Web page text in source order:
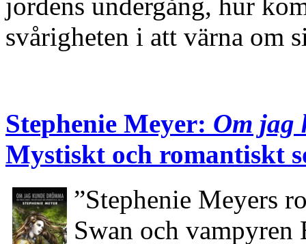
svårigheten i att värna om
Stephenie Meyer: Om jag
Mystiskt och romantiskt
”Stephenie Meyers
Swan och